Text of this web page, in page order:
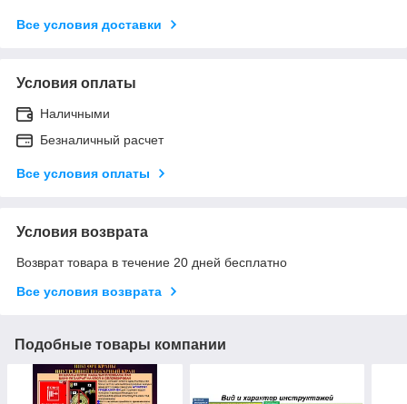
Все условия доставки
Условия оплаты
Наличными
Безналичный расчет
Все условия оплаты
Условия возврата
Возврат товара в течение 20 дней бесплатно
Все условия возврата
Подобные товары компании